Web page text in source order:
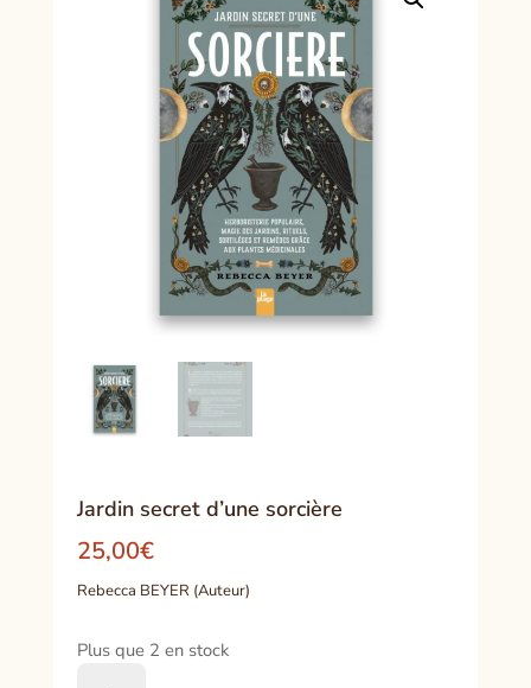
Jardin secret d’une sorcière
25,00€
Rebecca BEYER (Auteur)
Plus que 2 en stock